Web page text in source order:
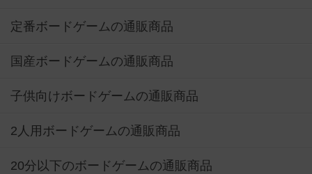
定番ボードゲームの通販商品
国産ボードゲームの通販商品
子供向けボードゲームの通販商品
2人用ボードゲームの通販商品
20分以下のボードゲームの通販商品